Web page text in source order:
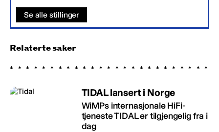
Se alle stillinger
Relaterte saker
TIDAL lansert i Norge
WiMPs internasjonale HiFi-
tjeneste TIDAL er tilgjengelig fra i
dag